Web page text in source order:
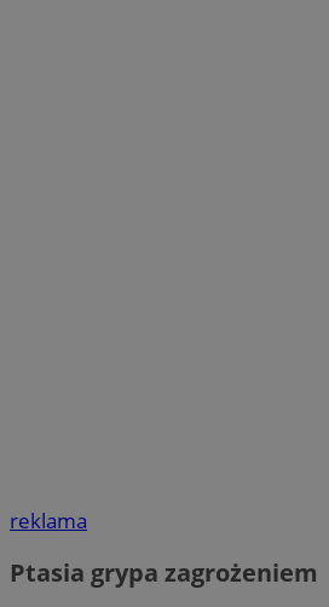
reklama
Ptasia grypa zagrożeniem